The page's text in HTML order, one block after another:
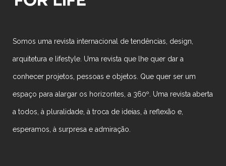
Somos uma revista internacional de tendências, design,
arquitetura e lifestyle. Uma revista que lhe quer dar a
conhecer projetos, pessoas e objetos. Que quer ser um
espaço para alargar os horizontes, a 360º. Uma revista aberta
a todos, à pluralidade, à troca de ideias, à reflexão e,
esperamos, à surpresa e admiração.